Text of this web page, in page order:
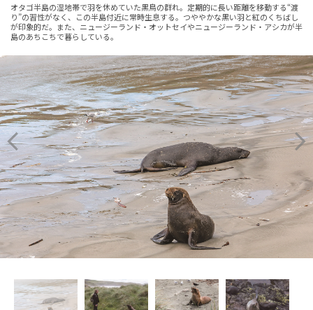
オタゴ半島の湿地帯で羽を休めていた黒鳥の群れ。定期的に長い距離を移動する“渡
り”の習性がなく、この半島付近に常時生息する。つややかな黒い羽と紅のくちばし
が印象的だ。また、ニュージーランド・オットセイやニュージーランド・アシカが半
島のあちこちで暮らしている。